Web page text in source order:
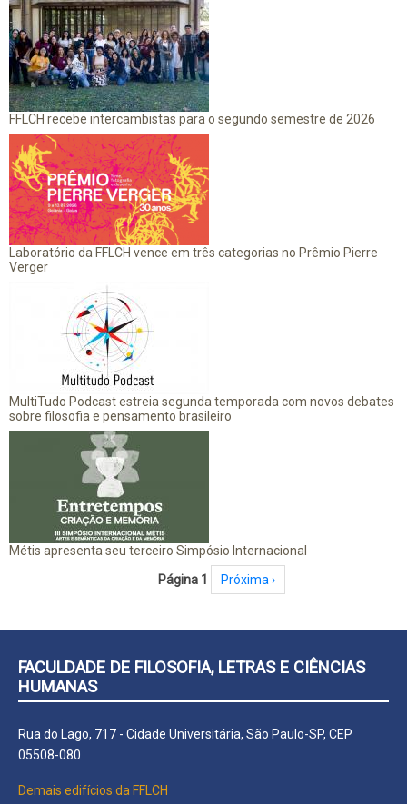
FFLCH recebe intercambistas para o segundo semestre de 2026
Laboratório da FFLCH vence em três categorias no Prêmio Pierre
Verger
MultiTudo Podcast estreia segunda temporada com novos debates
sobre filosofia e pensamento brasileiro
Métis apresenta seu terceiro Simpósio Internacional
Página 1 Próxima página
Próxima ›
FACULDADE DE FILOSOFIA, LETRAS E CIÊNCIAS
HUMANAS
Rua do Lago, 717 - Cidade Universitária, São Paulo-SP, CEP
05508-080
Demais edifícios da FFLCH